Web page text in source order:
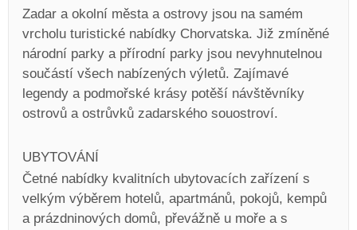
Zadar a okolní města a ostrovy jsou na samém
vrcholu turistické nabídky Chorvatska. Již zmíněné
národní parky a přírodní parky jsou nevyhnutelnou
součástí všech nabízených výletů. Zajímavé
legendy a podmořské krásy potěší návštěvníky
ostrovů a ostrůvků zadarského souostroví.
UBYTOVÁNÍ
Četné nabídky kvalitních ubytovacích zařízení s
velkým výběrem hotelů, apartmánů, pokojů, kempů
a prázdninových domů, převážně u moře a s